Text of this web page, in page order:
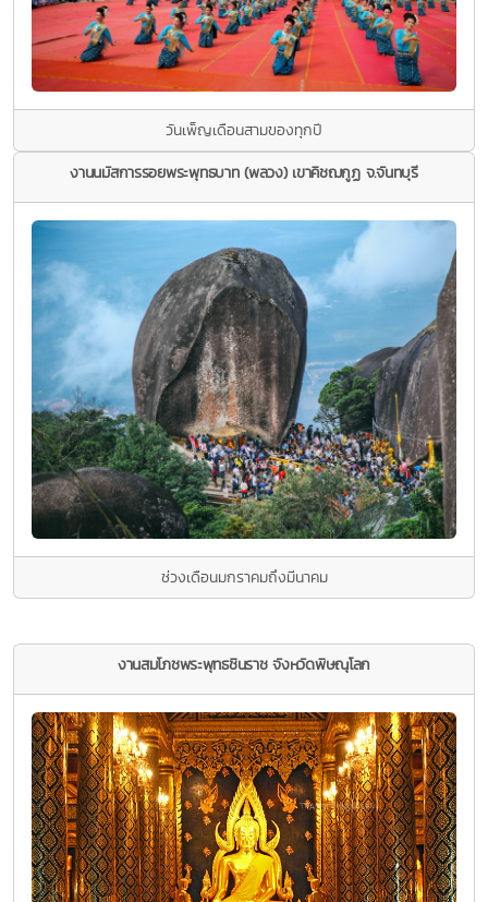
วันเพ็ญเดือนสามของทุกปี
งานนมัสการรอยพระพุทธบาท (พลวง) เขาคิชฌกูฏ จ.จันทบุรี
ช่วงเดือนมกราคมถึงมีนาคม
งานสมโภชพระพุทธชินราช จังหวัดพิษณุโลก